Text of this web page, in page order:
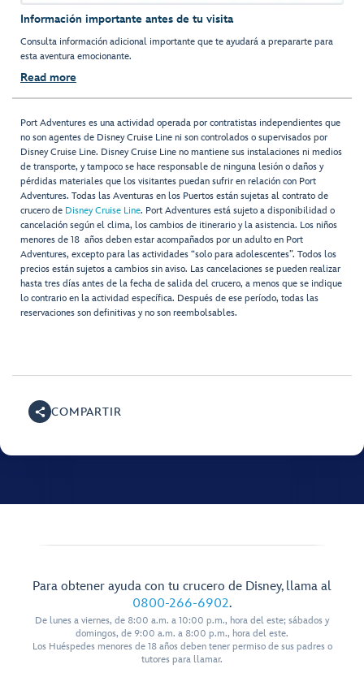
Información importante antes de tu visita
Consulta información adicional importante que te ayudará a prepararte para
esta aventura emocionante.
Read more
Port Adventures es una actividad operada por contratistas independientes que
no son agentes de Disney Cruise Line ni son controlados o supervisados por
Disney Cruise Line. Disney Cruise Line no mantiene sus instalaciones ni medios
de transporte, y tampoco se hace responsable de ninguna lesión o daños y
pérdidas materiales que los visitantes puedan sufrir en relación con Port
Adventures. Todas las Aventuras en los Puertos están sujetas al contrato de
crucero de Disney Cruise Line. Port Adventures está sujeto a disponibilidad o
cancelación según el clima, los cambios de itinerario y la asistencia. Los niños
menores de 18 años deben estar acompañados por un adulto en Port
Adventures, excepto para las actividades “solo para adolescentes”. Todos los
precios están sujetos a cambios sin aviso. Las cancelaciones se pueden realizar
hasta tres días antes de la fecha de salida del crucero, a menos que se indique
lo contrario en la actividad específica. Después de ese período, todas las
reservaciones son definitivas y no son reembolsables.
COMPARTIR
Para obtener ayuda con tu crucero de Disney, llama al
0800-266-6902.
De lunes a viernes, de 8:00 a.m. a 10:00 p.m., hora del este; sábados y
domingos, de 9:00 a.m. a 8:00 p.m., hora del este.
Los Huéspedes menores de 18 años deben tener permiso de sus padres o
tutores para llamar.